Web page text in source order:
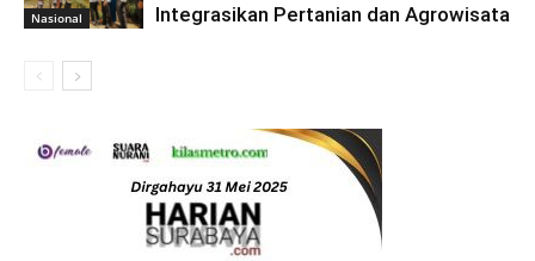
Nasional
Integrasikan Pertanian dan Agrowisata